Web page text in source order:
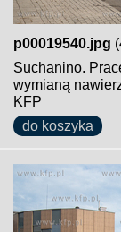
p00019540.jpg
Suchanino.
wymianą
KFP
do koszyka